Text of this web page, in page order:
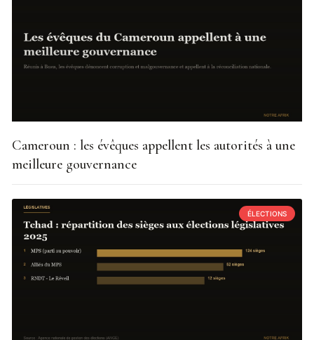
Cameroun : les évêques appellent les autorités à une
meilleure gouvernance
ÉLECTIONS